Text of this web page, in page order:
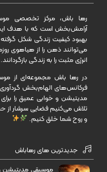
رها باش، مرکز تخصصی
آرامش‌بخش است که با هدف
بهبود کیفیت زندگی شکل
می‌توانند ذهن را از هیاهوی
انرژی مثبت را به زندگی بازگردانند.
در رها باش مجموعه‌ای از
فرکانس‌های الهام‌بخش
مدیتیشن و خوابی عمیق را
تلاش می‌کنیم فضایی سرشار
و روح شما خلق کنیم.
جدیدترین های رهاباش
موسیقی مدیتیشن